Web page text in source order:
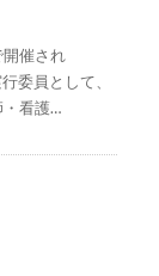
催され
委員として、
・看護…